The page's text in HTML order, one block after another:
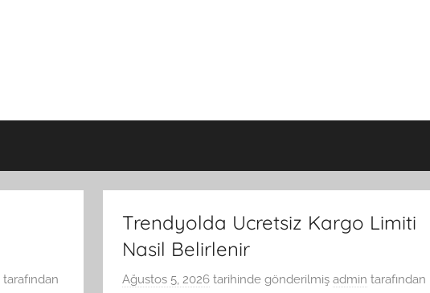
tarafından
Trendyolda Ucretsiz Kargo Limiti
Nasil Belirlenir
Ağustos 5, 2026 tarihinde gönderilmiş admin tarafından